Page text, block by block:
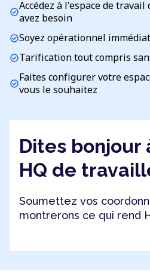
check_circleAccédez à l'espace de
avez besoin
check_circleSoyez opérationnel
check_circleTarification tout compris
check_circleFaites configurer votre
vous le souhaitez
Dites bonjour
HQ de
Soumettez vos
montrerons ce qui rend